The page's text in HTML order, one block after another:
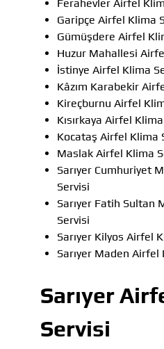
Ferahevler Airfel
Garipçe Airfel Klima
Gümüşdere Airfel
Huzur Mahallesi
İstinye Airfel Klima
Kâzım Karabekir
Kireçburnu Airfel
Kısırkaya Airfel
Kocataş Airfel Klima
Maslak Airfel Klima
Sarıyer Cumhuriyet
Servisi
Sarıyer Fatih Sultan
Servisi
Sarıyer Kilyos Airfel
Sarıyer Maden Airfel
Sarıyer
Servisi